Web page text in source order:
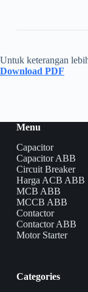
Untuk keterangan
Download PDF
Menu
Capacitor
Capacitor ABB
Circuit Breaker
Harga ACB ABB
MCB ABB
MCCB ABB
Contactor
Contactor ABB
Motor Starter
Categories